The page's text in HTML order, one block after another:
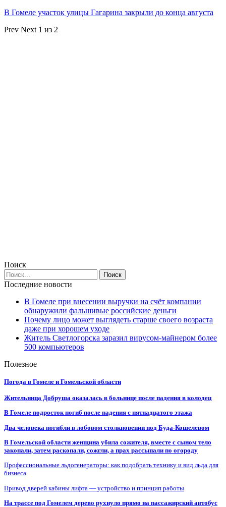
В Гомеле участок улицы Гагарина закрыли до конца августа
Prev Next 1 из 2
Поиск
Последние новости
В Гомеле при внесении выручки на счёт компании
обнаружили фальшивые российские деньги
Почему лицо может выглядеть старше своего возраста
даже при хорошем уходе
Житель Светлогорска заразил вирусом-майнером более
500 компьютеров
Полезное
Погода в Гомеле и Гомельской области
Жительница Добруша оказалась в больнице после падения в колодец
В Гомеле подросток погиб после падения с пятнадцатого этажа
Два человека погибли в лобовом столкновении под Буда-Кошелевом
В Гомельской области женщина убила сожителя, вместе с сыном тело
закопали, затем раскопали, сожгли, а прах рассыпали по огороду
Профессиональные льдогенераторы: как подобрать технику и вид льда для
бизнеса
Привод дверей кабины лифта — устройство и принцип работы
На трассе под Гомелем дерево рухнуло прямо на пассажирский автобус